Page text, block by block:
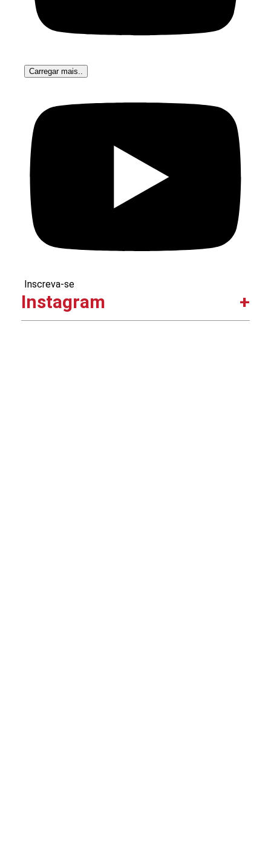
Carregar mais..
Inscreva-se
Instagram